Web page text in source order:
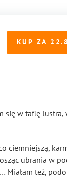
KUP ZA
się w taflę lustra,
ciemniejszą,
ubrania w
Miałam też,